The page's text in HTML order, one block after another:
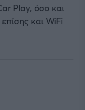
Play, όσο και
και WiFi